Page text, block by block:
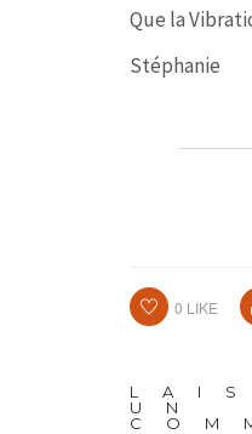
Que la
Stéphanie
0 LIKE
UN